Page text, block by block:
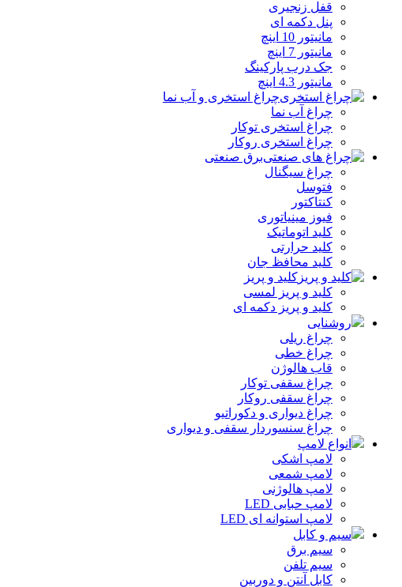
قفل زنجیری
پنل دکمه‌ ای
مانیتور 10 اینچ
مانیتور 7 اینچ
جک درب پارکینگ
مانیتور 4.3 اینچ
چراغ استخری و آب نما
چراغ آب نما
چراغ استخری توکار
چراغ استخری روکار
برق صنعتی
چراغ سیگنال
فتوسل
کنتاکتور
فیوز مینیاتوری
کلید اتوماتیک
کلید حرارتی
کلید محافظ جان
کلید و پریز
کلید و پریز لمسی
کلید و پریز دکمه‌ ای
روشنایی
چراغ ریلی
چراغ خطی
قاب هالوژن
چراغ سقفی توکار
چراغ سقفی روکار
چراغ دیواری و دکوراتیو
چراغ سنسوردار سقفی و دیواری
انواع لامپ
لامپ اشکی
لامپ شمعی
لامپ هالوژنی
لامپ حبابی LED
لامپ استوانه ای LED
سیم و کابل
سیم برق
سیم تلفن
کابل آنتن و دوربین